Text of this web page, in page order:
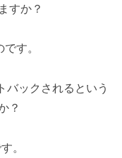
すか？
す。
バックされるという
？
。